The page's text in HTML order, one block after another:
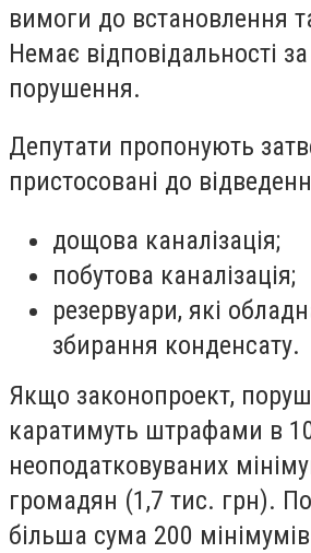
вимоги до встановлення
Немає відповідальності за
порушення.
Депутати пропонують
пристосовані до
дощова каналізація;
побутова каналізація;
резервуари, які
збирання конденсату.
Якщо законопроект,
каратимуть штрафами в
неоподатковуваних
громадян (1,7 тис. грн).
більша сума 200